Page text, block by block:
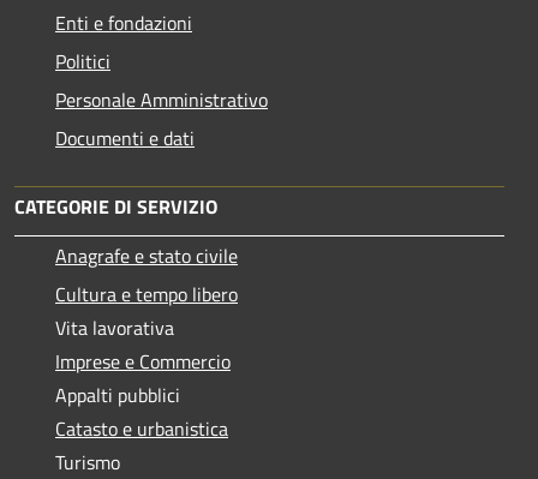
Enti e fondazioni
Politici
Personale Amministrativo
Documenti e dati
CATEGORIE DI SERVIZIO
Anagrafe e stato civile
Cultura e tempo libero
Vita lavorativa
Imprese e Commercio
Appalti pubblici
Catasto e urbanistica
Turismo